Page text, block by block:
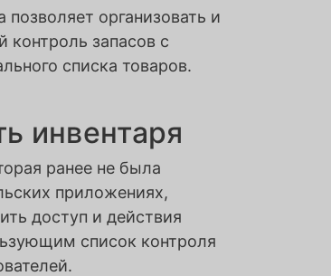
позволяет организовать и
контроль запасов с
списка товаров.
инвентаря
ранее не была
приложениях,
доступ и действия
список контроля